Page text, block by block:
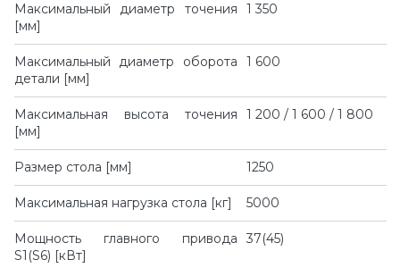
Максимальный диаметр точения
[мм]
1 350
Максимальный диаметр оборота
детали [мм]
1 600
Максимальная высота точения
[мм]
1 200 / 1 600 / 1 800
Размер стола [мм] 1250
Максимальная нагрузка стола [кг] 5000
Мощность главного привода
S1(S6) [кВт]
37(45)